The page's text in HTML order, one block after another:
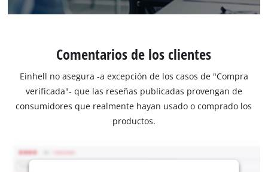
Comentarios de los clientes
Einhell no asegura -a excepción de los casos de "Compra
verificada"- que las reseñas publicadas provengan de
consumidores que realmente hayan usado o comprado los
productos.